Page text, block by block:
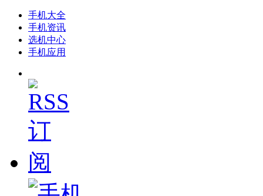
手机大全
手机资讯
选机中心
手机应用